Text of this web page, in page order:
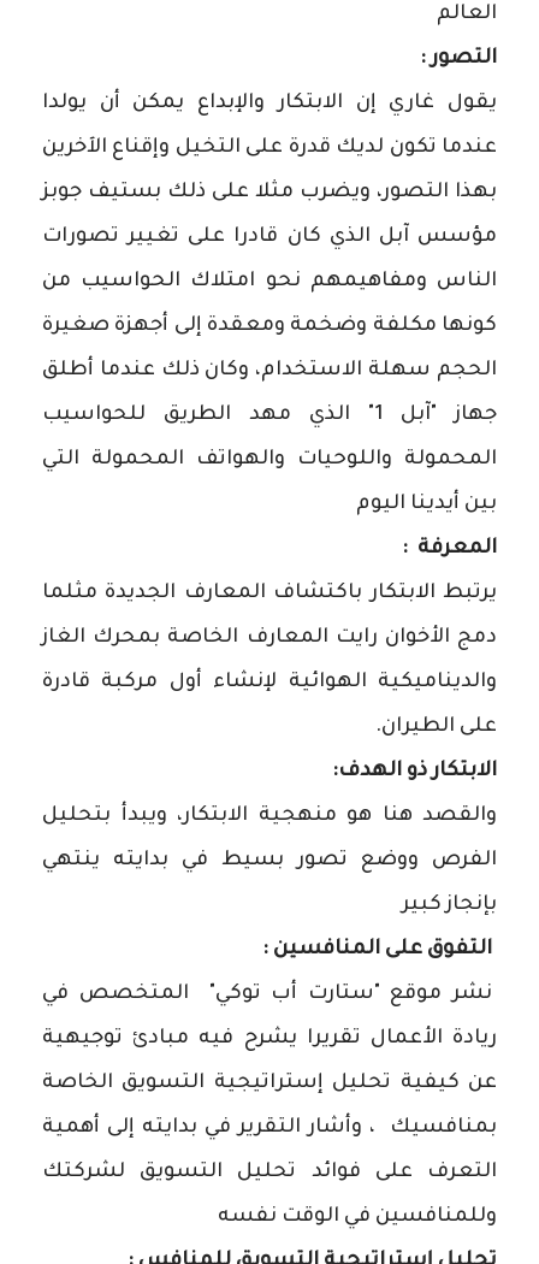
العالم
التصور :
يقول غاري إن الابتكار والإبداع يمكن أن يولدا
عندما تكون لديك قدرة على التخيل وإقناع الآخرين
بهذا التصور، ويضرب مثلا على ذلك بستيف جوبز
مؤسس آبل الذي كان قادرا على تغيير تصورات
الناس ومفاهيمهم نحو امتلاك الحواسيب من
كونها مكلفة وضخمة ومعقدة إلى أجهزة صغيرة
الحجم سهلة الاستخدام، وكان ذلك عندما أطلق
جهاز "آبل 1" الذي مهد الطريق للحواسيب
المحمولة واللوحيات والهواتف المحمولة التي
بين أيدينا اليوم
المعرفة :
يرتبط الابتكار باكتشاف المعارف الجديدة مثلما
دمج الأخوان رايت المعارف الخاصة بمحرك الغاز
والديناميكية الهوائية لإنشاء أول مركبة قادرة
على الطيران.
الابتكار ذو الهدف:
والقصد هنا هو منهجية الابتكار، ويبدأ بتحليل
الفرص ووضع تصور بسيط في بدايته ينتهي
بإنجاز كبير
التفوق على المنافسين :
نشر موقع "ستارت أب توكي" المتخصص في
ريادة الأعمال تقريرا يشرح فيه مبادئ توجيهية
عن كيفية تحليل إستراتيجية التسويق الخاصة
بمنافسيك ، وأشار التقرير في بدايته إلى أهمية
التعرف على فوائد تحليل التسويق لشركتك
وللمنافسين في الوقت نفسه